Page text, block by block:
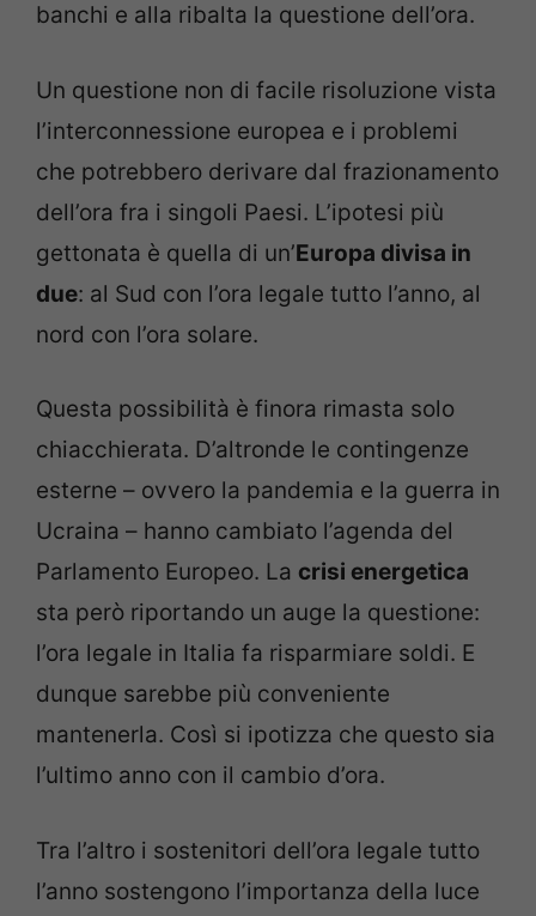
banchi e alla ribalta la questione dell’ora.
Un questione non di facile risoluzione vista
l’interconnessione europea e i problemi
che potrebbero derivare dal frazionamento
dell’ora fra i singoli Paesi. L’ipotesi più
gettonata è quella di un’Europa divisa in
due: al Sud con l’ora legale tutto l’anno, al
nord con l’ora solare.
Questa possibilità è finora rimasta solo
chiacchierata. D’altronde le contingenze
esterne – ovvero la pandemia e la guerra in
Ucraina – hanno cambiato l’agenda del
Parlamento Europeo. La crisi energetica
sta però riportando un auge la questione:
l’ora legale in Italia fa risparmiare soldi. E
dunque sarebbe più conveniente
mantenerla. Così si ipotizza che questo sia
l’ultimo anno con il cambio d’ora.
Tra l’altro i sostenitori dell’ora legale tutto
l’anno sostengono l’importanza della luce